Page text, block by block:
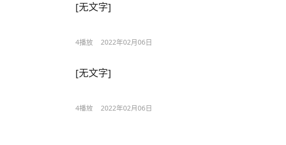
[无文字]
4播放 2022年02月06日
[无文字]
4播放 2022年02月06日